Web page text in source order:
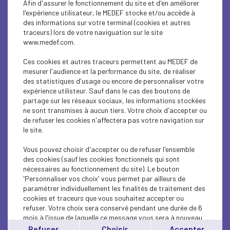
ECONOMY
SOCIAL
ECONOMY
ECONOMY
ECONOMY
ECONOMY
ECONOMY
ECONOMY
ECONOMY
Afin d'assurer le fonctionnement du site et d'en améliorer
l'expérience utilisateur, le MEDEF stocke et/ou accède à
des informations sur votre terminal (cookies et autres
traceurs) lors de votre naviguation sur le site
www.medef.com.
Ces cookies et autres traceurs permettent au MEDEF de
mesurer l'audience et la performance du site, de réaliser
des statistiques d'usage ou encore de personnaliser votre
expérience utilisteur. Sauf dans le cas des boutons de
partage sur les réseaux sociaux, les informations stockées
ne sont transmises à aucun tiers. Votre choix d'accepter ou
de refuser les cookies n'affectera pas votre navigation sur
le site.
Vous pouvez choisir d'accepter ou de refuser l'ensemble
des cookies (sauf les cookies fonctionnels qui sont
nécessaires au fonctionnement du site). Le bouton
'Personnaliser vos choix' vous permet par ailleurs de
paramétrer individuellement les finalités de traitement des
cookies et traceurs que vous souhaitez accepter ou
refuser. Votre choix sera conservé pendant une durée de 6
mois à l'issue de laquelle ce message vous sera à nouveau
affiché..